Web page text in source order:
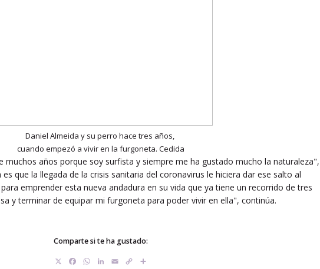
Daniel Almeida y su perro hace tres años,
cuando empezó a vivir en la furgoneta. Cedida
muchos años porque soy surfista y siempre me ha gustado mucho la naturaleza",
que la llegada de la crisis sanitaria del coronavirus le hiciera dar ese salto al
emprender esta nueva andadura en su vida que ya tiene un recorrido de tres
y terminar de equipar mi furgoneta para poder vivir en ella", continúa.
Comparte si te ha gustado:
Facebook
WhatsApp
LinkedIn
EmailCopy